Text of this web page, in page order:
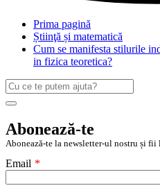
Prima pagină
Știinţă și matematică
Cum se manifesta stilurile
in fizica teoretica?
Caută
după:
Search
Abonează-te
Abonează-te la newsletter-ul nostru și
Email *